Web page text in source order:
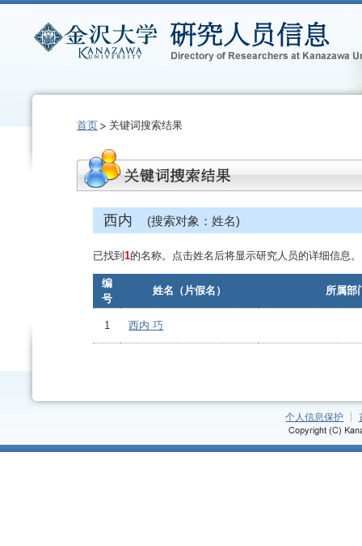
首页 关键词搜索结果
西内 (搜索对象：姓名)
已找到 1的名称。点击姓名后将显示研究人员的详细信息。
编
号
姓名（片假名） 所属部
1 西内 巧
个人信息保护